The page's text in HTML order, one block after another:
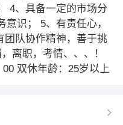
4、具备一定的市场分
识； 5、有责任心，
团队协作精神，善于挑
离职，考情、、、！
双休年龄：25岁以上